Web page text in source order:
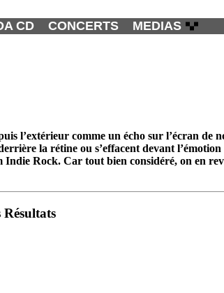
CD CONCERTS MEDIAS
l’extérieur comme un écho sur l’écran de
la rétine ou s’effacent devant
Rock. Car tout bien considéré, on en
Résultats